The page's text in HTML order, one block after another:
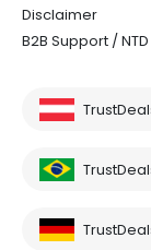
Disclaimer
B2B Support / NTD